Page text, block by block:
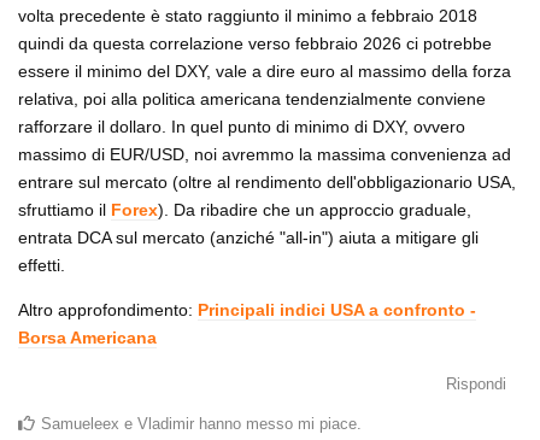
volta precedente è stato raggiunto il minimo a febbraio 2018
quindi da questa correlazione verso febbraio 2026 ci potrebbe
essere il minimo del DXY, vale a dire euro al massimo della forza
relativa, poi alla politica americana tendenzialmente conviene
rafforzare il dollaro. In quel punto di minimo di DXY, ovvero
massimo di EUR/USD, noi avremmo la massima convenienza ad
entrare sul mercato (oltre al rendimento dell'obbligazionario USA,
sfruttiamo il Forex). Da ribadire che un approccio graduale,
entrata DCA sul mercato (anziché "all-in") aiuta a mitigare gli
effetti.
Altro approfondimento: Principali indici USA a confronto -
Borsa Americana
Rispondi
Samueleex e Vladimir hanno messo mi piace.